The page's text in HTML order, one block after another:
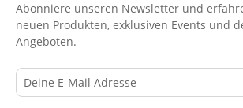
Abonniere unseren Newsletter und
neuen Produkten, exklusiven Events und
Angeboten.